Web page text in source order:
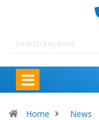
Home News